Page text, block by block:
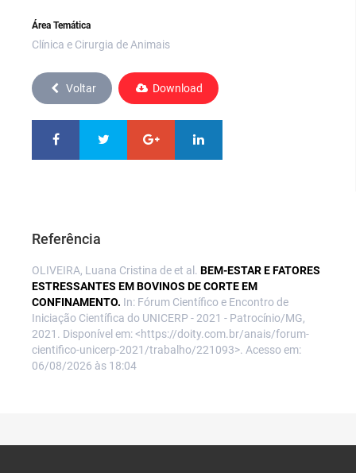
Área Temática
Clínica e Cirurgia de Animais
Voltar Download
Referência
OLIVEIRA, Luana Cristina de et al. BEM-ESTAR E FATORES
ESTRESSANTES EM BOVINOS DE CORTE EM
CONFINAMENTO. In: Fórum Científico e Encontro de
Iniciação Científica do UNICERP - 2021 - Patrocínio/MG,
2021. Disponível em: <https://doity.com.br/anais/forum-
cientifico-unicerp-2021/trabalho/221093>. Acesso em:
06/08/2026 às 18:04